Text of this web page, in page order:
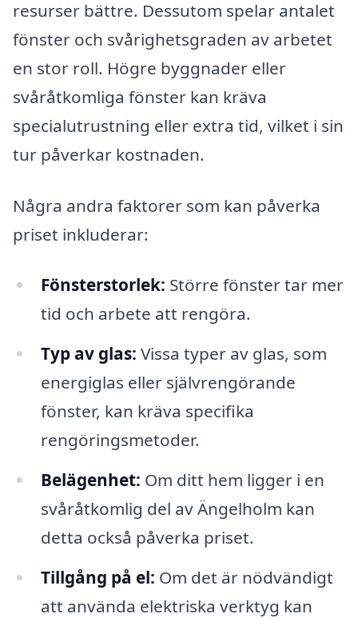
resurser bättre. Dessutom spelar antalet
fönster och svårighetsgraden av arbetet
en stor roll. Högre byggnader eller
svåråtkomliga fönster kan kräva
specialutrustning eller extra tid, vilket i sin
tur påverkar kostnaden.
Några andra faktorer som kan påverka
priset inkluderar:
Fönsterstorlek: Större fönster tar mer
tid och arbete att rengöra.
Typ av glas: Vissa typer av glas, som
energiglas eller självrengörande
fönster, kan kräva specifika
rengöringsmetoder.
Belägenhet: Om ditt hem ligger i en
svåråtkomlig del av Ängelholm kan
detta också påverka priset.
Tillgång på el: Om det är nödvändigt
att använda elektriska verktyg kan